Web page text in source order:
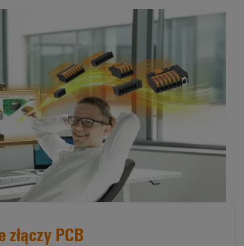
*Serwisy dotyczące złączy PCB*
PCB